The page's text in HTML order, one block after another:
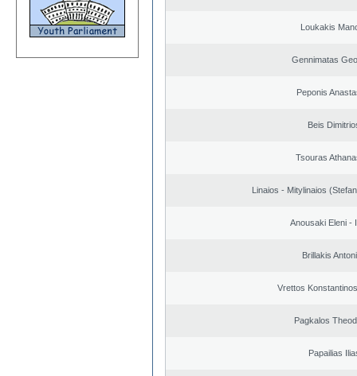
Loukakis
Gennimatas
Peponis
Beis
Tsouras
Linaios - Mitylinaios
Anousaki Eleni -
Brillakis
Vrettos
Pagkalos
Papailias